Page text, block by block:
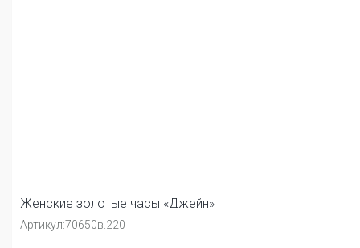
Женские золотые часы «Джейн»
Артикул:70650в.220